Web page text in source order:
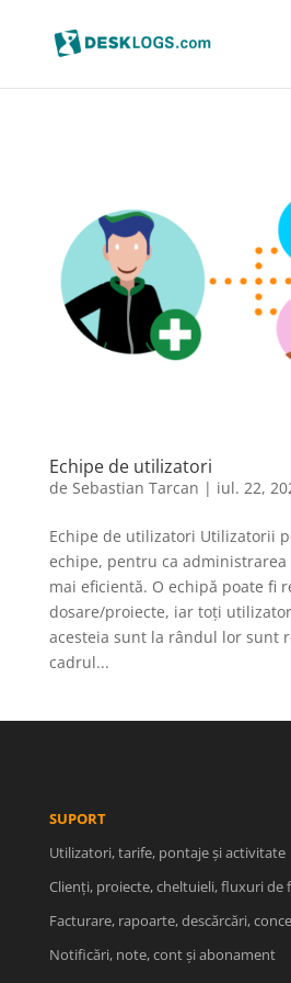
Echipe de utilizatori
de Sebastian Tarcan | iul. 22,
Echipe de utilizatori Utilizatorii
echipe, pentru ca
mai eficientă. O echipă poate fi
dosare/proiecte, iar toți
acesteia sunt la rândul lor sunt
cadrul...
SUPORT
Utilizatori, tarife, pontaje și activitate
Clienți, proiecte, cheltuieli, fluxuri de
Facturare, rapoarte, descărcări,
Notificări, note, cont și abonament